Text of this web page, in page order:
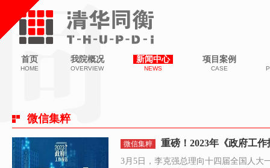
首页
HOME
我院概况
OVERVIEW
新闻中心
NEWS
项目案例
CASE
微信集粹
微信集粹 重磅！2023年《政府工
3月5日，李克强总理向十四届全国人大